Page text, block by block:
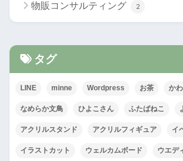
物販コンサルティング 2
タグ
LINE minne Wordpress お茶 か
なめらか文鳥 ひよこさん ふたばねこ
アクリルスタンド アクリルフィギュア イ
イラストカット ウェルカムボード ウエデ